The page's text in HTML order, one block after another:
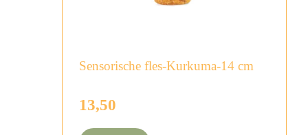
Sensorische fles-Kurkuma-14 cm
13,50